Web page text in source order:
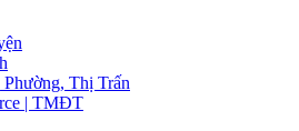
Thị Trấn
| TMĐT